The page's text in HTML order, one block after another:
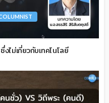
ไม่เกี่ยวกับเทคโนโลยี